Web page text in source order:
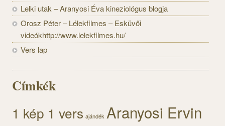
Lelki utak – Aranyosi Éva kineziológus blogja
Orosz Péter – Lélekfilmes – Esküvői
videókhttp://www.lelekfilmes.hu/
Vers lap
Címkék
1 kép 1 vers ajándék Aranyosi Ervin